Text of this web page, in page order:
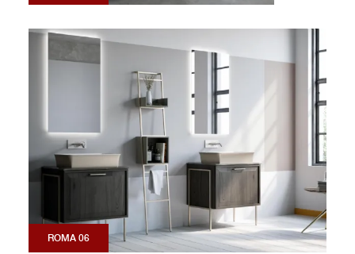
ROMA 06